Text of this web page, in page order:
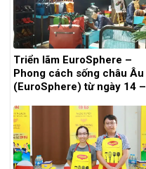
Triển lãm EuroSphere –
Phong cách sống châu Âu
(EuroSphere) từ ngày 14 –
InterContinental Saigon